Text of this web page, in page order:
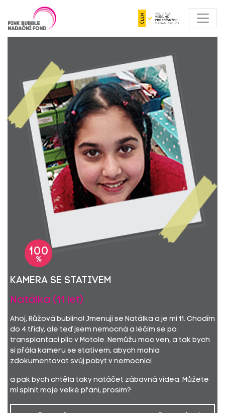
100
%
kamera se stativem
Natálka (11 let)
Ahoj, Růžová bublino! Jmenuji se Natálka a je mi 11. Chodím
do 4.třídy, ale teď jsem nemocná a léčím se po
transplantaci plic v Motole. Nemůžu moc ven, a tak bych
si přála kameru se stativem, abych mohla
zdokumentovat svůj pobyt v nemocnici
a pak bych chtěla taky natáčet zábavná videa. Můžete
mi splnit moje velké přání, prosím?